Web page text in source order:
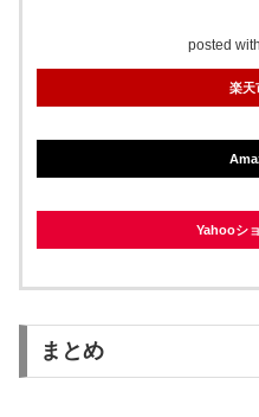
posted with
楽天
Yahooシ
まとめ